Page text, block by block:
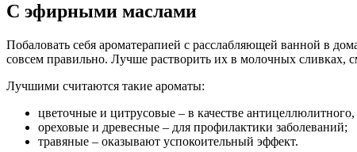
С эфирными маслами
Побаловать себя ароматерапией с расслабляющей ванной в
совсем правильно. Лучше растворить их в молочных сливках,
Лучшими считаются такие ароматы:
цветочные и цитрусовые – в качестве
ореховые и древесные – для профилактики заболеваний;
травяные – оказывают успокоительный эффект.